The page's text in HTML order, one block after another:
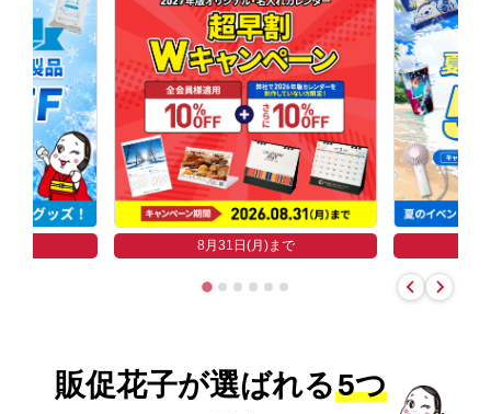
8月31日(月)まで
販促花子が選ばれる5つ